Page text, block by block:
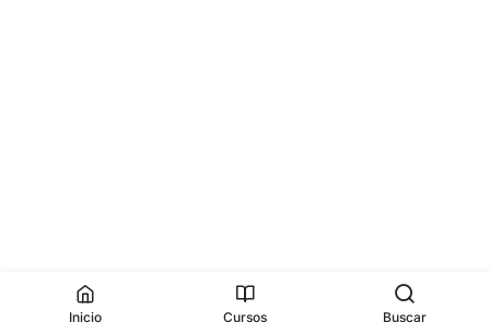
Inicio Cursos Buscar